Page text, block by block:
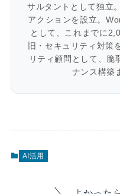
サルタントとして独立
アクションを設立。
として、これまでに
旧・セキュリティ対策
リティ顧問として、脆
ナンス構築
AI活用